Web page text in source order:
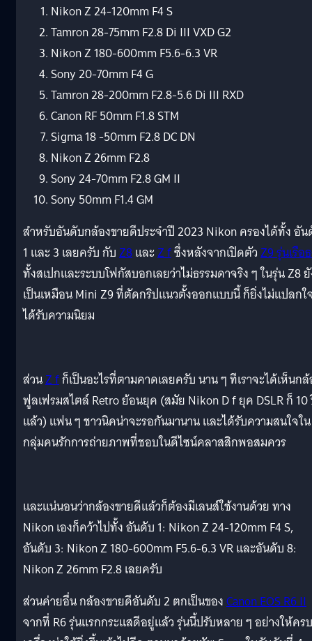
Nikon Z 24-120mm F4 S
Tamron 28-75mm F2.8 Di III VXD G2
Nikon Z 180-600mm F5.6-6.3 VR
Sony 20-70mm F4 G
Tamron 28-200mm F2.8-5.6 Di III RXD
Canon RF 50mm F1.8 STM
Sigma 18 -50mm F2.8 DC DN
Nikon Z 26mm F2.8
Sony 24-70mm F2.8 GM II
Sony 50mm F1.4 GM
สำหรับอันดับกล้องขายดีประจำปี 2023 Nikon ครองได้ทั้ง อั
1 และ 3 เลยครับ กับZ8และZ fซึ่งหลังจากเปิดตัวZ9 รุ่นเรือ
ทั้งสเปกและระบบโฟกัสบอกเลยว่าไม่ธรรมดาจริง ๆ ในรุ่น Z8
เป็นเหมือน Mini Z9 ที่ตัดกริปแนวตั้งออกแบบนี้ ก็ยิ่งไม่แปลก
ได้รับความนิยม
ส่วนZ fก็เป็นอะไรที่ตามคาดเลยครับ นาน ๆ ทีเราจะได้เห็นก
ฟูลเฟรมสไตล์ Retro ย้อนยุค (สมัย Nikon D f ยุค DSLR ก็ 10
แล้ว) แฟน ๆ ชาวนิคน่าจะรอกันมานาน และได้รับความสนใจใน
กลุ่มคนรักการถ่ายภาพที่ชอบในดีไซน์คลาสสิกพอสมควร
และแน่นอนว่ากล้องขายดีแล้วก็ต้องมีเลนส์ใช้งานด้วย ทาง
Nikon เองก็คว้าไปทั้ง อันดับ 1: Nikon Z 24-120mm F4 S,
อันดับ 3: Nikon Z 180-600mm F5.6-6.3 VR และอันดับ 8:
Nikon Z 26mm F2.8 เลยครับ
ส่วนค่ายอื่น กล้องขายดีอันดับ 2 ตกเป็นของCanon EOS R6 II
จากที่ R6 รุ่นแรกกระแสดีอยู่แล้ว รุ่นนี้ปรับหลาย ๆ อย่างให้ครบ